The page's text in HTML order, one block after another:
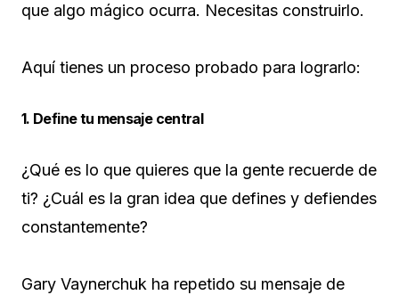
que algo mágico ocurra. Necesitas construirlo.
Aquí tienes un proceso probado para lograrlo:
1. Define tu mensaje central
¿Qué es lo que quieres que la gente recuerde de
ti? ¿Cuál es la gran idea que defines y defiendes
constantemente?
Gary Vaynerchuk ha repetido su mensaje de